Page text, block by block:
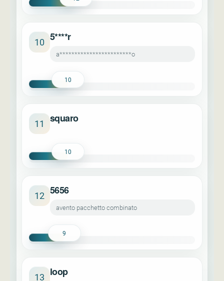
10 5****r
a************************o
10
11 squaro
10
12 5656
avento pacchetto combinato
9
13 loop